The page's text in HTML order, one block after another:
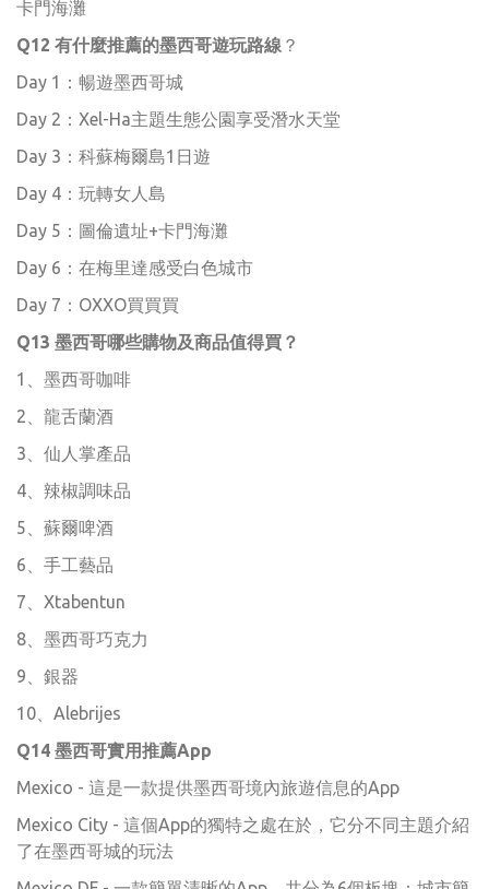
卡門海灘
Q12 有什麼推薦的墨西哥遊玩路線 ？
Day 1：暢遊墨西哥城
Day 2：Xel-Ha主題生態公園享受潛水天堂
Day 3：科蘇梅爾島1日遊
Day 4：玩轉女人島
Day 5：圖倫遺址+卡門海灘
Day 6：在梅里達感受白色城市
Day 7：OXXO買買買
Q13 墨西哥哪些購物及商品值得買？
1、墨西哥咖啡
2、龍舌蘭酒
3、仙人掌產品
4、辣椒調味品
5、蘇爾啤酒
6、手工藝品
7、Xtabentun
8、墨西哥巧克力
9、銀器
10、Alebrijes
Q14 墨西哥實用推薦App​
Mexico - 這是一款提供墨西哥境內旅遊信息的App
Mexico City - 這個App的獨特之處在於，它分不同主題介紹
了在墨西哥城的玩法